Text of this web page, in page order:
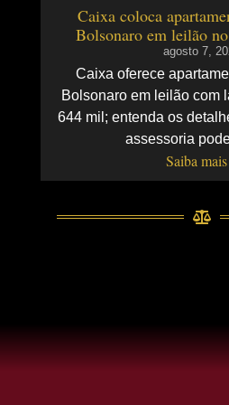
Caixa coloca
Bolsonaro em leilão
agosto 7,
Caixa oferece
Bolsonaro em leilão com
644 mil; entenda os
assessoria
Saiba